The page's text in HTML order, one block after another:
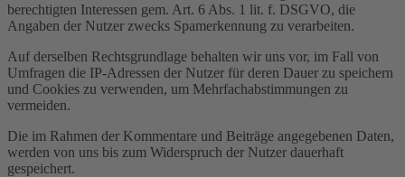
berechtigten Interessen gem. Art. 6 Abs. 1 lit. f. DSGVO, die
Angaben der Nutzer zwecks Spamerkennung zu verarbeiten.
Auf derselben Rechtsgrundlage behalten wir uns vor, im Fall von
Umfragen die IP-Adressen der Nutzer für deren Dauer zu speichern
und Cookies zu verwenden, um Mehrfachabstimmungen zu
vermeiden.
Die im Rahmen der Kommentare und Beiträge angegebenen Daten,
werden von uns bis zum Widerspruch der Nutzer dauerhaft
gespeichert.